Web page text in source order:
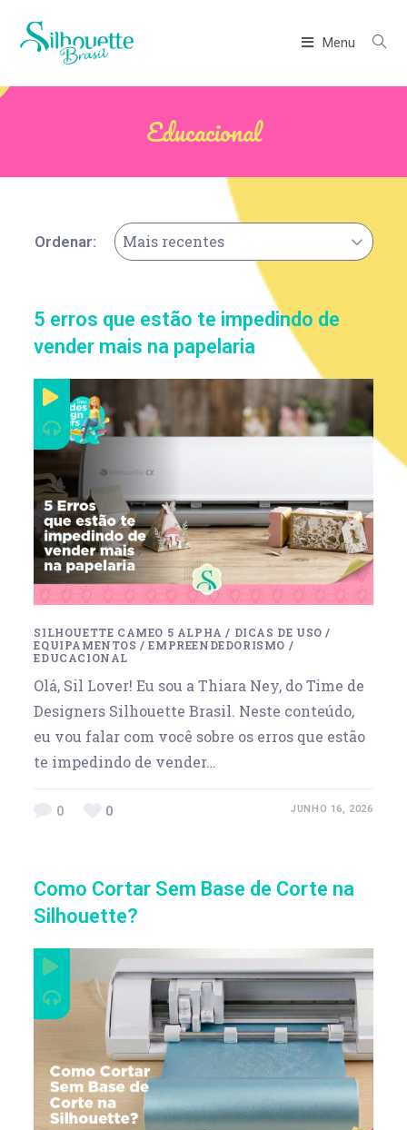
Menu
Educacional
Ordenar: Mais recentes
5 erros que estão te impedindo de
vender mais na papelaria
SILHOUETTE CAMEO 5 ALPHA / DICAS DE USO /
EQUIPAMENTOS /EMPREENDEDORISMO /
EDUCACIONAL
Olá, Sil Lover! Eu sou a Thiara Ney, do Time de
Designers Silhouette Brasil. Neste conteúdo,
eu vou falar com você sobre os erros que estão
te impedindo de vender…
0 0 JUNHO 16, 2026
Como Cortar Sem Base de Corte na
Silhouette?